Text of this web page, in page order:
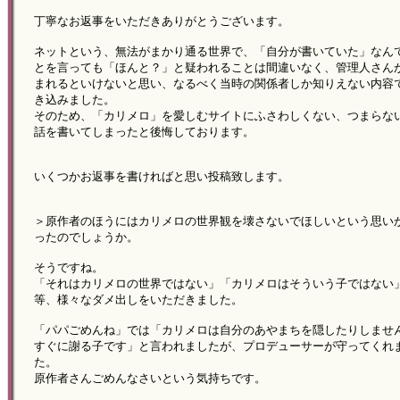
丁寧なお返事をいただきありがとうございます。
ネットという、無法がまかり通る世界で、「自分が書いていた」なん
とを言っても「ほんと？」と疑われることは間違いなく、管理人さん
まれるといけないと思い、なるべく当時の関係者しか知りえない内容
き込みました。
そのため、「カリメロ」を愛しむサイトにふさわしくない、つまらな
話を書いてしまったと後悔しております。
いくつかお返事を書ければと思い投稿致します。
＞原作者のほうにはカリメロの世界観を壊さないでほしいという思い
ったのでしょうか。
そうですね。
「それはカリメロの世界ではない」「カリメロはそういう子ではない」
等、様々なダメ出しをいただきました。
「パパごめんね」では「カリメロは自分のあやまちを隠したりしませ
すぐに謝る子です」と言われましたが、プロデューサーが守ってくれ
た。
原作者さんごめんなさいという気持ちです。